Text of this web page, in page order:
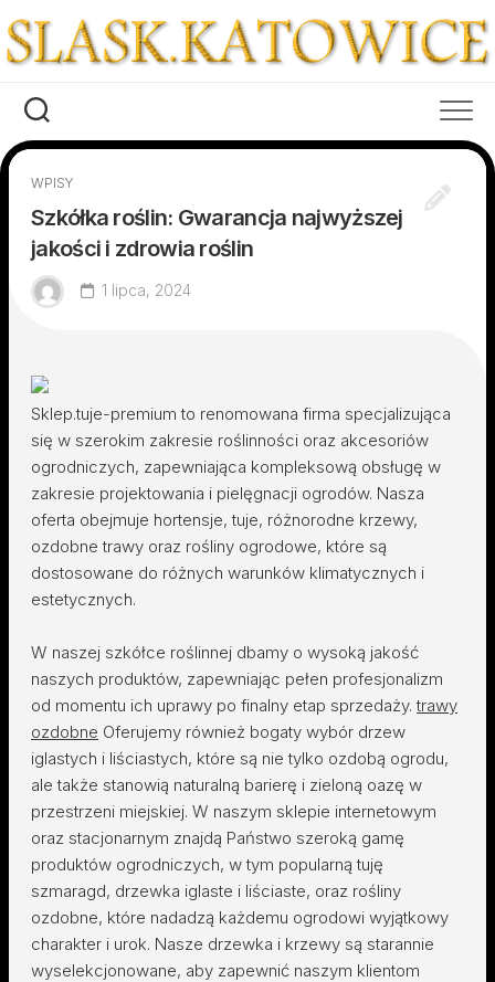
to
content
WPISY
Szkółka roślin: Gwarancja najwyższej
jakości i zdrowia roślin
1 lipca, 2024
Sklep.tuje-premium to renomowana firma specjalizująca
się w szerokim zakresie roślinności oraz akcesoriów
ogrodniczych, zapewniająca kompleksową obsługę w
zakresie projektowania i pielęgnacji ogrodów. Nasza
oferta obejmuje hortensje, tuje, różnorodne krzewy,
ozdobne trawy oraz rośliny ogrodowe, które są
dostosowane do różnych warunków klimatycznych i
estetycznych.
W naszej szkółce roślinnej dbamy o wysoką jakość
naszych produktów, zapewniając pełen profesjonalizm
od momentu ich uprawy po finalny etap sprzedaży.trawy
ozdobne Oferujemy również bogaty wybór drzew
iglastych i liściastych, które są nie tylko ozdobą ogrodu,
ale także stanowią naturalną barierę i zieloną oazę w
przestrzeni miejskiej. W naszym sklepie internetowym
oraz stacjonarnym znajdą Państwo szeroką gamę
produktów ogrodniczych, w tym popularną tuję
szmaragd, drzewka iglaste i liściaste, oraz rośliny
ozdobne, które nadadzą każdemu ogrodowi wyjątkowy
charakter i urok. Nasze drzewka i krzewy są starannie
wyselekcjonowane, aby zapewnić naszym klientom